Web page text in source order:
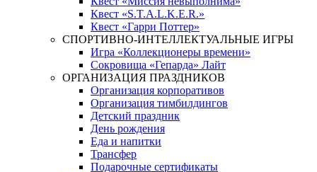
Квест «S.T.A.L.K.E.R.»
Квест «Гарри Поттер»
СПОРТИВНО-ИНТЕЛЛЕКТУАЛЬНЫЕ ИГРЫ
Игра «Коллекционеры времени»
Сокровища «Гепарда» Лайт
ОРГАНИЗАЦИЯ ПРАЗДНИКОВ
Организация корпоративов
Организация тимбилдингов
Детский праздник
День рождения
Еда и напитки
Трансфер
Подарочные сертификаты